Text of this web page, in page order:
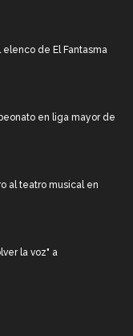
de El Fantasma
en liga mayor de
al teatro musical en
la voz" a